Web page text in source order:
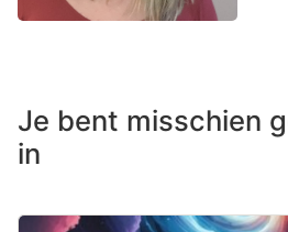
Je bent misschien
in